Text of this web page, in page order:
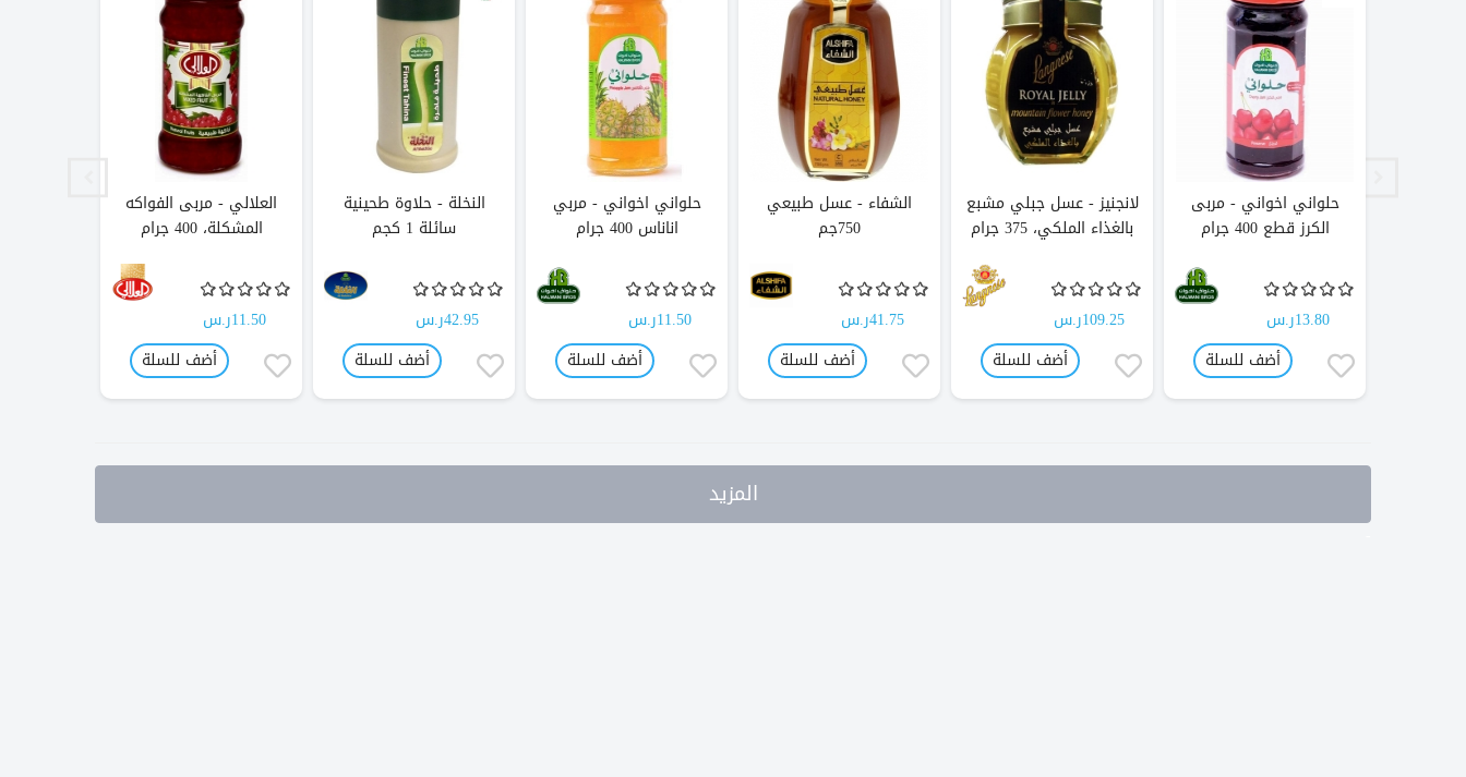
حلواني اخواني - مربى
الكرز قطع 400 جرام
13.80ر.س
أضف للسلة
لانجنيز - عسل جبلي مشبع
بالغذاء الملكي، 375 جرام
109.25ر.س
أضف للسلة
الشفاء - عسل طبيعي
750جم
41.75ر.س
أضف للسلة
حلواني اخواني - مربي
اناناس 400 جرام
11.50ر.س
أضف للسلة
النخلة - حلاوة طحينية
سائلة 1 كجم
42.95ر.س
أضف للسلة
العلالي - مربى الفواكه
المشكلة، 400 جرام
11.50ر.س
أضف للسلة
المزيد